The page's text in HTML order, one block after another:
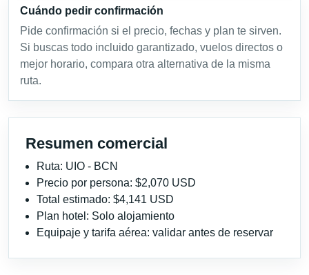
Cuándo pedir confirmación
Pide confirmación si el precio, fechas y plan te sirven.
Si buscas todo incluido garantizado, vuelos directos o
mejor horario, compara otra alternativa de la misma
ruta.
Resumen comercial
Ruta: UIO - BCN
Precio por persona: $2,070 USD
Total estimado: $4,141 USD
Plan hotel: Solo alojamiento
Equipaje y tarifa aérea: validar antes de reservar